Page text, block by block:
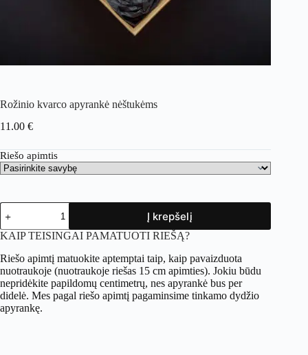
Rožinio kvarco apyrankė nėštukėms
11.00 €
Riešo apimtis
produkto
kiekis:
Rožinio
kvarco
apyrankė
nėštukėms
Į krepšelį
KAIP TEISINGAI PAMATUOTI RIEŠĄ?
Riešo apimtį matuokite aptemptai taip, kaip pavaizduota
nuotraukoje (nuotraukoje riešas 15 cm apimties). Jokiu būdu
nepridėkite papildomų centimetrų, nes apyrankė bus per
didelė. Mes pagal riešo apimtį pagaminsime tinkamo dydžio
apyrankę.